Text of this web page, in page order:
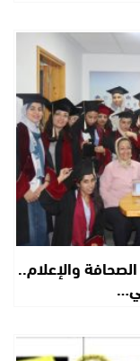
والإعلام..